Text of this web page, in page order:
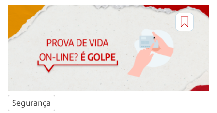
Segurança